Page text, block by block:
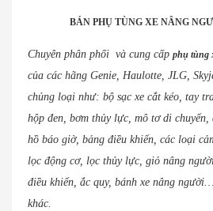
BÁN PHỤ TÙNG XE NÂNG
Chuyên phân phối và cung cấp phụ tùng
của các hãng Genie, Haulotte, JLG,
chủng loại như: bộ sạc xe cắt kéo, tay
hộp đen, bơm thủy lực, mô tơ di
hồ báo giờ, bảng điều khiển, các loại
lọc động cơ, lọc thủy lực, giỏ nâng
điều khiển, ắc quy, bánh xe nâng
khác.